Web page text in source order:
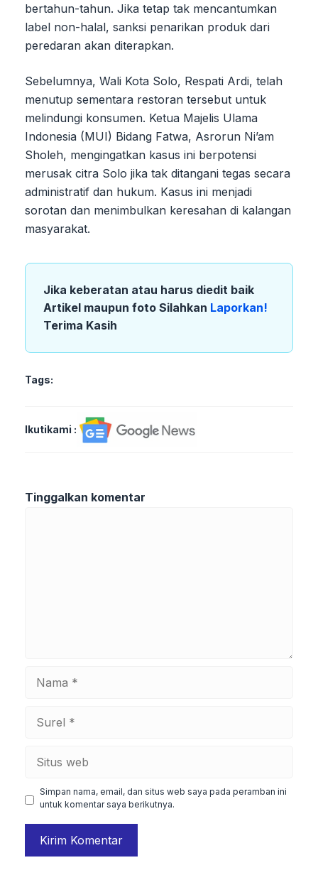
bertahun-tahun. Jika tetap tak mencantumkan
label non-halal, sanksi penarikan produk dari
peredaran akan diterapkan.
Sebelumnya, Wali Kota Solo, Respati Ardi, telah
menutup sementara restoran tersebut untuk
melindungi konsumen. Ketua Majelis Ulama
Indonesia (MUI) Bidang Fatwa, Asrorun Ni’am
Sholeh, mengingatkan kasus ini berpotensi
merusak citra Solo jika tak ditangani tegas secara
administratif dan hukum. Kasus ini menjadi
sorotan dan menimbulkan keresahan di kalangan
masyarakat.
Jika keberatan atau harus diedit baik
Artikel maupun foto Silahkan Laporkan!
Terima Kasih
Tags:
Ikutikami :
Tinggalkan komentar
Simpan nama, email, dan situs web saya pada peramban ini
untuk komentar saya berikutnya.